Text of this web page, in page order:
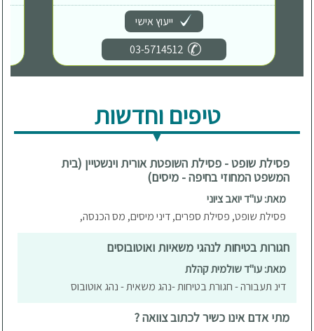
ייעוץ אישי
03-5714512
טיפים וחדשות
פסילת שופט - פסילת השופטת אורית וינשטיין (בית
המשפט המחוזי בחיפה - מיסים)
מאת: עו"ד יואב ציוני
פסילת שופט, פסילת ספרים, דיני מיסים, מס הכנסה,
חגורות בטיחות לנהגי משאיות ואוטובוסים
מאת: עו"ד שולמית קהלת
דינ תעבורה - חגורת בטיחות -נהג משאית - נהג אוטובוס
מתי אדם אינו כשיר לכתוב צוואה ?